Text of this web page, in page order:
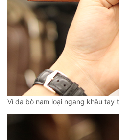
Ví da bò nam loại ngang khâu tay